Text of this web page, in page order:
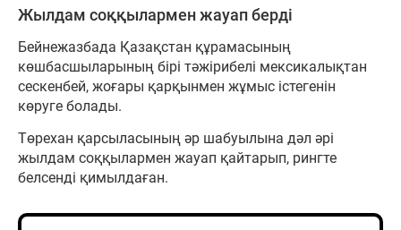
Жылдам соққылармен жауап берді
Бейнежазбада Қазақстан құрамасының
көшбасшыларының бірі тәжірибелі мексикалықтан
сескенбей, жоғары қарқынмен жұмыс істегенін
көруге болады.
Төрехан қарсыласының әр шабуылына дәл әрі
жылдам соққылармен жауап қайтарып, рингте
белсенді қимылдаған.